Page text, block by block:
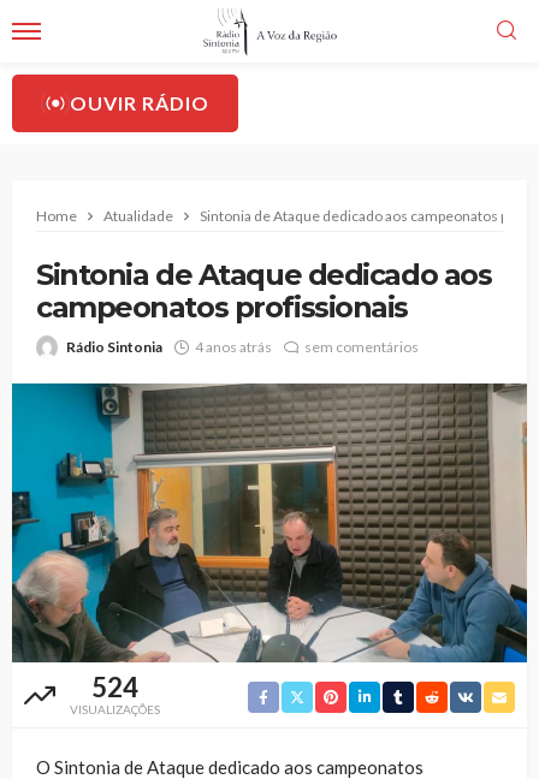
OUVIR RÁDIO
Home Atualidade Sintonia de Ataque dedicado aos campeonatos
Sintonia de Ataque dedicado aos
campeonatos profissionais
Rádio Sintonia 4 anos atrás sem comentários
524
VISUALIZAÇÕES
O Sintonia de Ataque dedicado aos campeonatos